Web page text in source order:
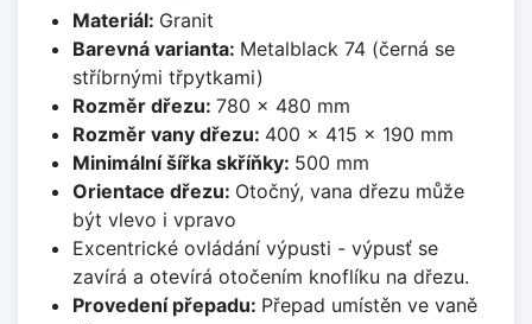
Materiál: Granit
Barevná varianta: Metalblack 74 (černá se
stříbrnými třpytkami)
Rozměr dřezu: 780 x 480 mm
Rozměr vany dřezu: 400 x 415 x 190 mm
Minimální šířka skříňky: 500 mm
Orientace dřezu: Otočný, vana dřezu může
být vlevo i vpravo
Excentrické ovládání výpusti - výpusť se
zavírá a otevírá otočením knoflíku na dřezu.
Provedení přepadu: Přepad umístěn ve vaně